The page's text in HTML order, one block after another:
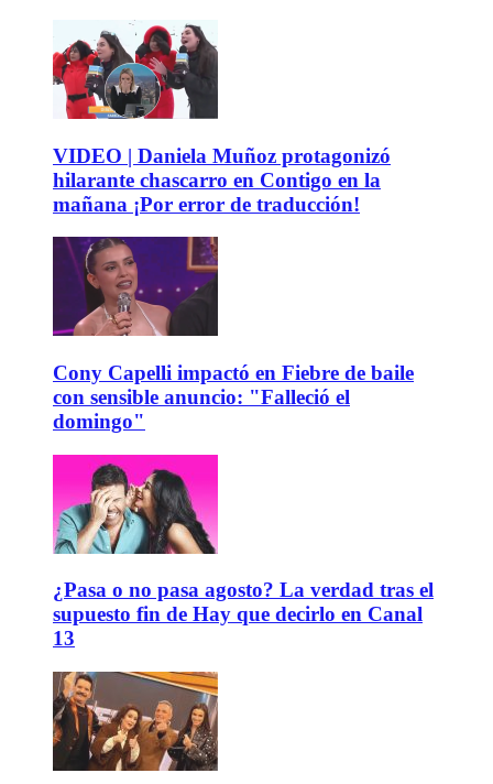
VIDEO | Daniela Muñoz protagonizó
hilarante chascarro en Contigo en la
mañana ¡Por error de traducción!
Cony Capelli impactó en Fiebre de baile
con sensible anuncio: "Falleció el
domingo"
¿Pasa o no pasa agosto? La verdad tras el
supuesto fin de Hay que decirlo en Canal
13